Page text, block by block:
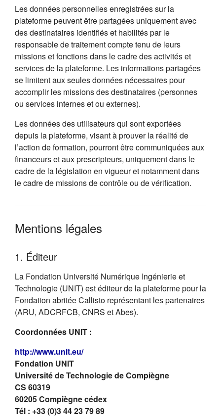
Les données personnelles enregistrées sur la
plateforme peuvent être partagées uniquement avec
des destinataires identifiés et habilités par le
responsable de traitement compte tenu de leurs
missions et fonctions dans le cadre des activités et
services de la plateforme. Les informations partagées
se limitent aux seules données nécessaires pour
accomplir les missions des destinataires (personnes
ou services internes et ou externes).
Les données des utilisateurs qui sont exportées
depuis la plateforme, visant à prouver la réalité de
l’action de formation, pourront être communiquées aux
financeurs et aux prescripteurs, uniquement dans le
cadre de la législation en vigueur et notamment dans
le cadre de missions de contrôle ou de vérification.
Mentions légales
1. Éditeur
La Fondation Université Numérique Ingénierie et
Technologie (UNIT) est éditeur de la plateforme pour la
Fondation abritée Callisto représentant les partenaires
(ARU, ADCRFCB, CNRS et Abes).
Coordonnées UNIT :
http://www.unit.eu/(s'ouvre dans un nouvel onglet)
Fondation UNIT
Université de Technologie de Compiègne
CS 60319
60205 Compiègne cédex
Tél : +33 (0)3 44 23 79 89